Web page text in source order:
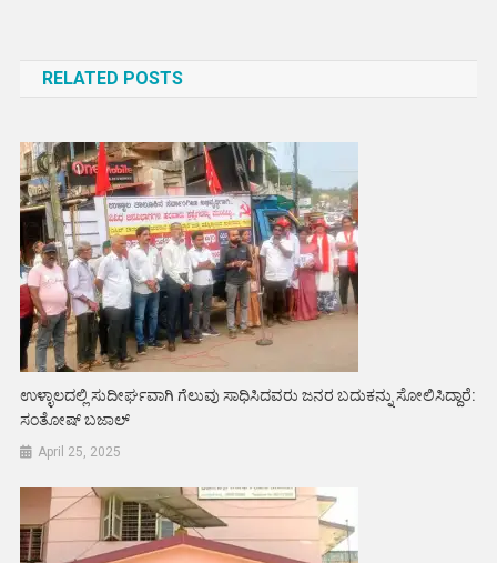
RELATED POSTS
ಉಳ್ಳಾಲದಲ್ಲಿ ಸುದೀರ್ಘವಾಗಿ ಗೆಲುವು ಸಾಧಿಸಿದವರು ಜನರ ಬದುಕನ್ನು ಸೋಲಿಸಿದ್ದಾರೆ:
ಸಂತೋಷ್ ಬಜಾಲ್
April 25, 2025